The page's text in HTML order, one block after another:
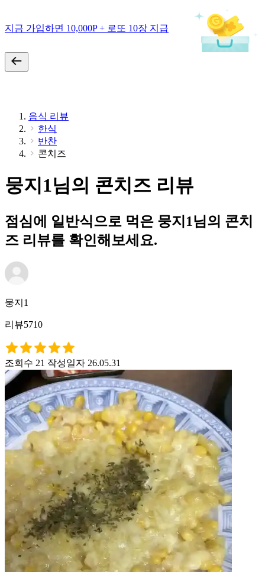
지금 가입하면 10,000P + 로또 10장 지급
음식 리뷰
한식
반찬
콘치즈
뭉지1님의 콘치즈 리뷰
점심에 일반식으로 먹은 뭉지1님의 콘치
즈 리뷰를 확인해보세요.
뭉지1
리뷰5710
조회수 21 작성일자 26.05.31